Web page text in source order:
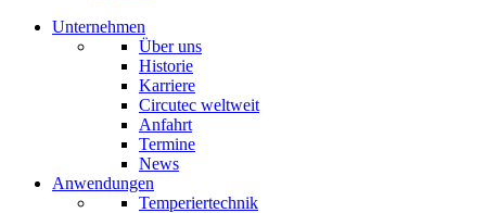
Unternehmen
Über uns
Historie
Karriere
Circutec weltweit
Anfahrt
Termine
News
Anwendungen
Temperiertechnik